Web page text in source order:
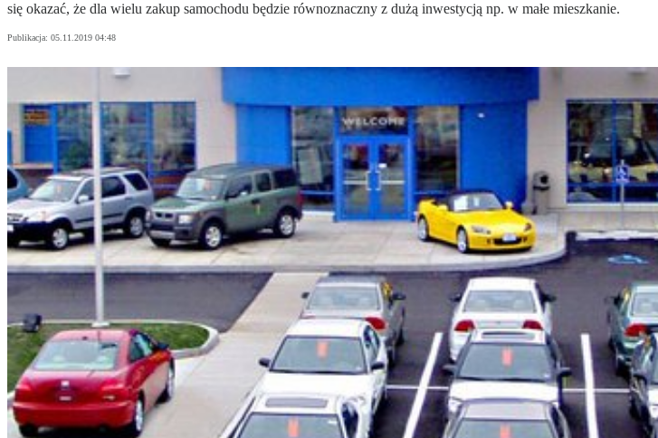
się okazać, że dla wielu zakup samochodu będzie równoznaczny z dużą inwestycją np. w małe mieszkanie.
Publikacja: 05.11.2019 04:48